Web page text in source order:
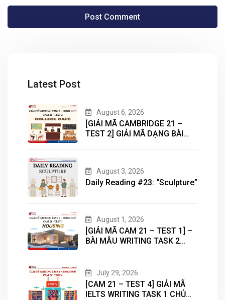
Latest Post
August 6, 2026
[GIẢI MÃ CAMBRIDGE 21 –
TEST 2] GIẢI MÃ DẠNG BÀI
August 3, 2026
Daily Reading #23: “Sculpture”
August 1, 2026
[GIẢI MÃ CAM 21 – TEST 1] –
BÀI MẪU WRITING TASK 2
July 29, 2026
[CAM 21 – TEST 4] GIẢI MÃ
IELTS WRITING TASK 1 CHỦ